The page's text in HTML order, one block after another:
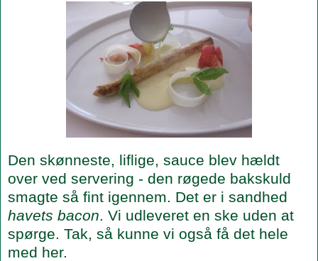
Den skønneste, liflige, sauce blev hældt
over ved servering - den røgede bakskuld
smagte så fint igennem. Det er i sandhed
havets bacon. Vi udleveret en ske uden at
spørge. Tak, så kunne vi også få det hele
med her.